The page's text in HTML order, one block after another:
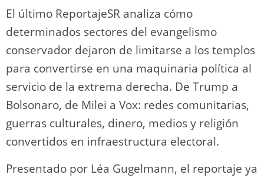
El último ReportajeSR analiza cómo
determinados sectores del evangelismo
conservador dejaron de limitarse a los templos
para convertirse en una maquinaria política al
servicio de la extrema derecha. De Trump a
Bolsonaro, de Milei a Vox: redes comunitarias,
guerras culturales, dinero, medios y religión
convertidos en infraestructura electoral.
Presentado por Léa Gugelmann, el reportaje ya